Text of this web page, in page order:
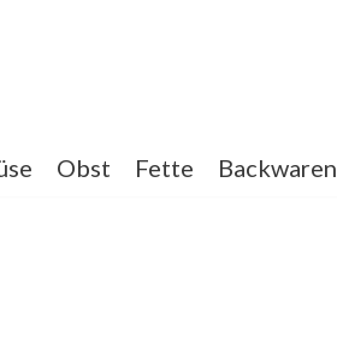
Obst Fette Backwaren